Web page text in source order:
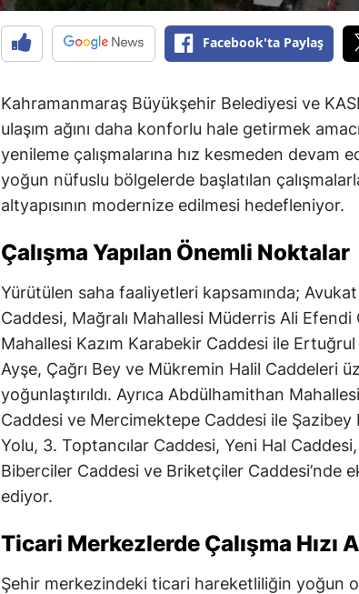
Facebook'ta Paylaş
Kahramanmaraş Büyükşehir Belediyesi ve
ulaşım ağını daha konforlu hale getirmek
yenileme çalışmalarına hız kesmeden devam
yoğun nüfuslu bölgelerde başlatılan
altyapısının modernize edilmesi hedefleniyor.
Çalışma Yapılan Önemli Noktalar
Yürütülen saha faaliyetleri kapsamında;
Caddesi, Mağralı Mahallesi Müderris Ali
Mahallesi Kazım Karabekir Caddesi ile
Ayşe, Çağrı Bey ve Mükremin Halil Caddeleri
yoğunlaştırıldı. Ayrıca Abdülhamithan
Caddesi ve Mercimektepe Caddesi ile Şazibey
Yolu, 3. Toptancılar Caddesi, Yeni Hal
Biberciler Caddesi ve Briketçiler Caddesi’nde
ediyor.
Ticari Merkezlerde Çalışma Hızı
Şehir merkezindeki ticari hareketliliğin yoğun